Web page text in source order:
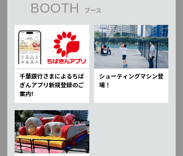
BOOTH ブース
千葉銀行さまによるちば
ぎんアプリ新規登録のご
案内!
シューティングマシン登
場！